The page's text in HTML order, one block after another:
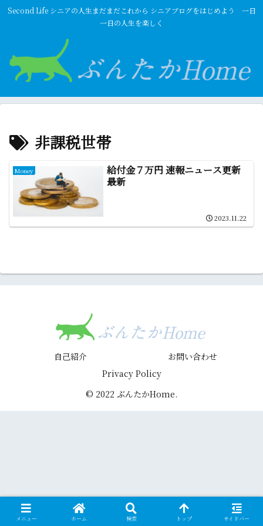
Second Life シニアの人生まだまだこれから シニアブログをはじめよう 一日
一日の人生を楽しく
非課税世帯
Money
給付金７万円 速報ニュース更新
最新
2023.11.22
自己紹介
お問い合わせ
Privacy Policy
© 2022 ぶんたかHome.
メニュー ホーム 検索 トップ サイドバー